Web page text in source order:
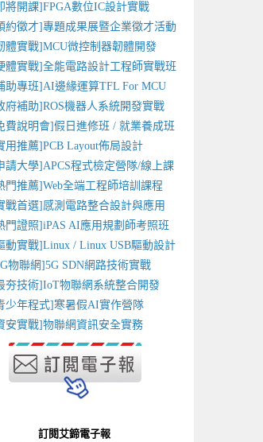
將開課]FPGA數位IC設計實戰
約徵才]專題成果展暨企業徵才活動
體實戰]MCU微控制器韌體開發
體實戰]全能電路設計工程師實戰班
助專班]AI邊緣運算TFL For MCU
府補助]ROS機器人系統開發實戰
費說明會]假日進修班 / 就業養成班
用推薦]PCB Layout佈局設計
請大學]APCS程式檢定營隊/線上課
門推薦]Web全端工程師培訓課程
戰首選]感測電路整合設計與應用
門證照]iPAS AI應用規劃師考照班
動實戰]Linux / Linux USB驅動設計
物聯網]5G SDN網路技術實戰
夯技術]IoT物聯網系統整合開發
少年程式]寒暑假AI實作營隊
安實戰]物聯網資訊安全實務
訂閱艾鍗電子報